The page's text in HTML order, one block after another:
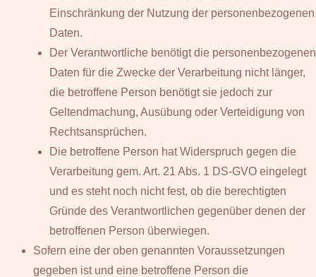
Einschränkung der Nutzung der personenbezogenen
Daten.
Der Verantwortliche benötigt die personenbezogenen
Daten für die Zwecke der Verarbeitung nicht länger,
die betroffene Person benötigt sie jedoch zur
Geltendmachung, Ausübung oder Verteidigung von
Rechtsansprüchen.
Die betroffene Person hat Widerspruch gegen die
Verarbeitung gem. Art. 21 Abs. 1 DS-GVO eingelegt
und es steht noch nicht fest, ob die berechtigten
Gründe des Verantwortlichen gegenüber denen der
betroffenen Person überwiegen.
Sofern eine der oben genannten Voraussetzungen
gegeben ist und eine betroffene Person die